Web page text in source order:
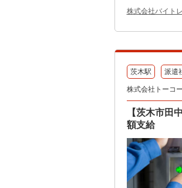
株式会社バイト
茨木駅 派遣
株式会社トーコ
【茨木市田
額支給